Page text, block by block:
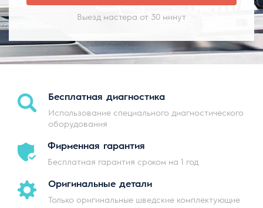
Выезд мастера от 30 минут
Бесплатная диагностика
Использование специального диагностического
оборудования
Фирменная гарантия
Бесплатная гарантия сроком на 1 год
Оригинальные детали
Только оригинальные шведские комплектующие